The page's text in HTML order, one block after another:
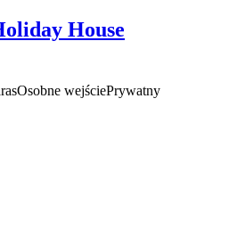
House
Osobne wejściePrywatny